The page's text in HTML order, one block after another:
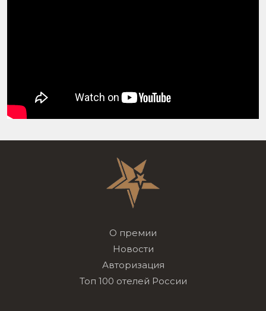
О премии
Новости
Авторизация
Топ 100 отелей России